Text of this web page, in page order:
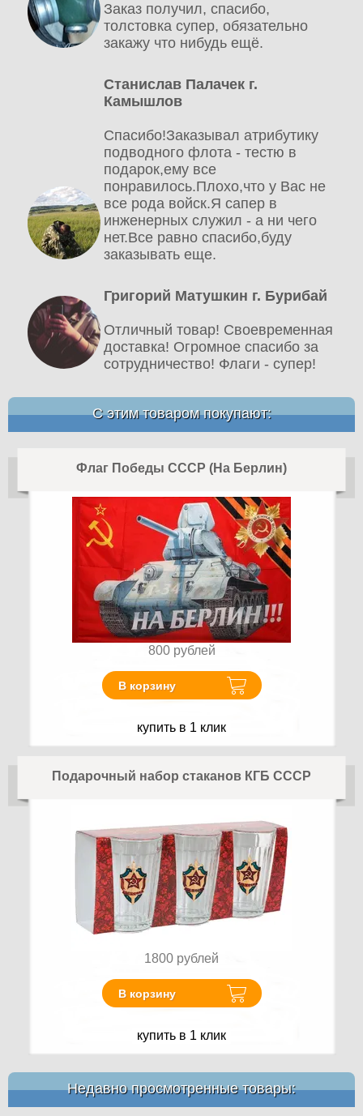
Заказ получил, спасибо,
толстовка супер, обязательно
закажу что нибудь ещё.
Станислав Палачек г.
Камышлов
Спасибо!Заказывал атрибутику
подводного флота - тестю в
подарок,ему все
понравилось.Плохо,что у Вас не
все рода войск.Я сапер в
инженерных служил - а ни чего
нет.Все равно спасибо,буду
заказывать еще.
Григорий Матушкин г. Бурибай
Отличный товар! Своевременная
доставка! Огромное спасибо за
сотрудничество! Флаги - супер!
С этим товаром покупают:
Флаг Победы СССР (На Берлин)
800 рублей
В корзину
купить в 1 клик
Подарочный набор стаканов КГБ СССР
1800 рублей
В корзину
купить в 1 клик
Недавно просмотренные товары: